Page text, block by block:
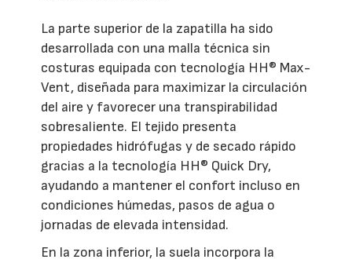
La parte superior de la zapatilla ha sido
desarrollada con una malla técnica sin
costuras equipada con tecnología HH® Max-
Vent, diseñada para maximizar la circulación
del aire y favorecer una transpirabilidad
sobresaliente. El tejido presenta
propiedades hidrófugas y de secado rápido
gracias a la tecnología HH® Quick Dry,
ayudando a mantener el confort incluso en
condiciones húmedas, pasos de agua o
jornadas de elevada intensidad.
En la zona inferior, la suela incorpora la